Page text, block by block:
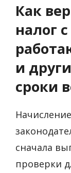
Как
налог
и
сроки
сначала
проверки